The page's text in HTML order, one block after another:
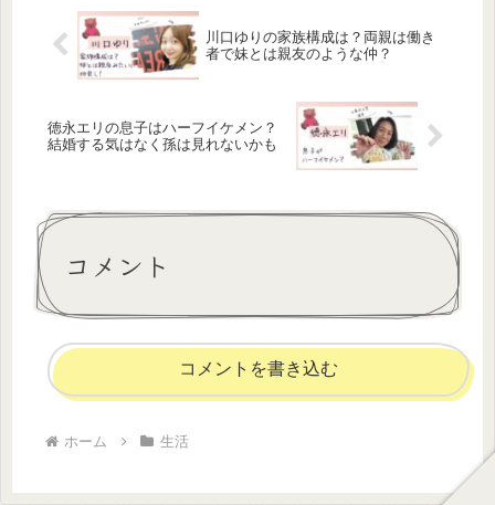
川口ゆりの家族構成は？両親は働き
者で妹とは親友のような仲？
徳永エリの息子はハーフイケメン？
結婚する気はなく孫は見れないかも
コメント
コメントを書き込む
ホーム 生活